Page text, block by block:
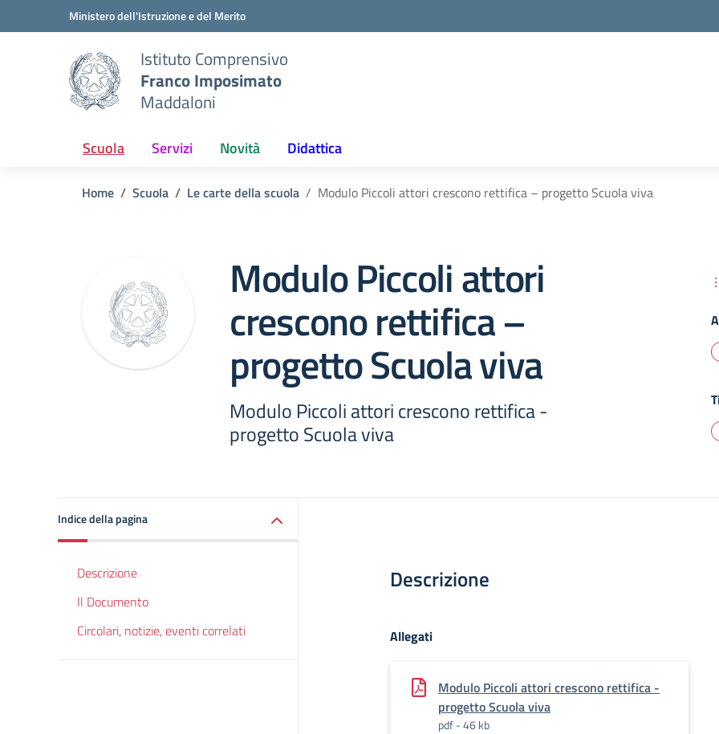
Vai ai contenuti
Vai al menu di navigazioneMinistero dell'Istruzione e del Merito
Istituto Comprensivo
Franco Imposimato
Maddaloni
Scuola Servizi Novità Didattica
Home Scuola Le carte della scuola Modulo Piccoli attori crescono rettifica – progetto Scuola viva
Modulo Piccoli attori
crescono rettifica –
progetto Scuola viva
Modulo Piccoli attori crescono rettifica -
progetto Scuola viva
Indice della pagina
Descrizione
Il Documento
Circolari, notizie, eventi correlati
Descrizione
Allegati
Modulo Piccoli attori crescono rettifica -
progetto Scuola viva
pdf - 46 kb